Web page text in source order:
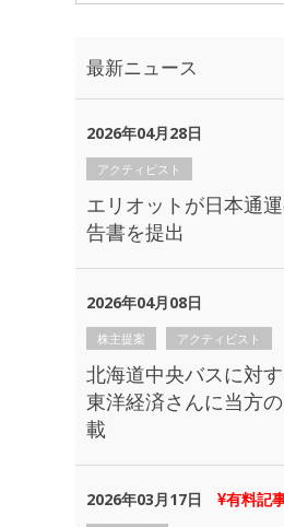
最新ニュース
2026年04月28日
アクティビスト
エリオットが日本通
告書を提出
2026年04月08日
株主提案 アクティビスト
北海道中央バスに対
東洋経済さんに当方
載
2026年03月17日 有料記